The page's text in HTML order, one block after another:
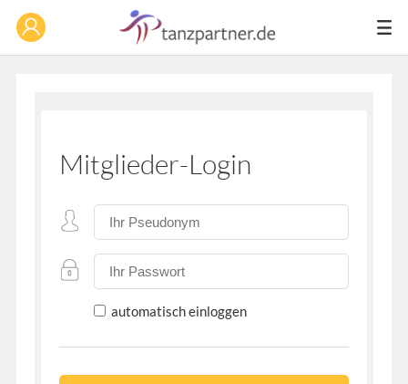
Mitglieder-Login
automatisch einloggen